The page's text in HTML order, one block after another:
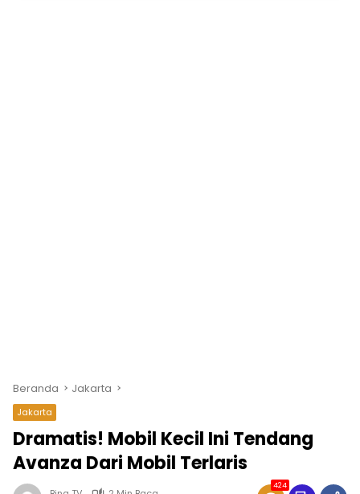
Beranda Jakarta
Jakarta
Dramatis! Mobil Kecil Ini Tendang
Avanza Dari Mobil Terlaris
424